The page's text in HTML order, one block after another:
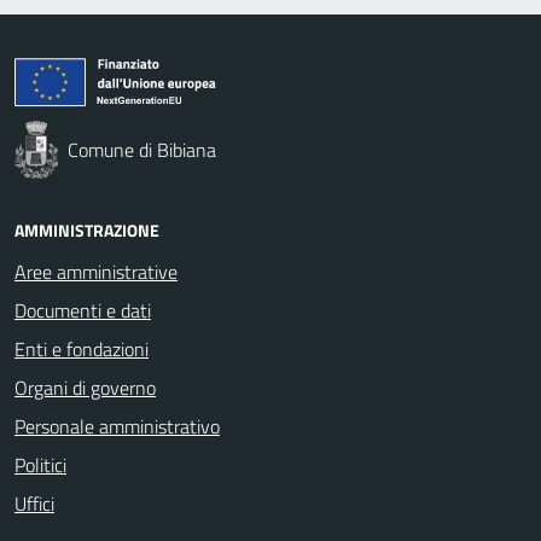
Comune di Bibiana
AMMINISTRAZIONE
Aree amministrative
Documenti e dati
Enti e fondazioni
Organi di governo
Personale amministrativo
Politici
Uffici